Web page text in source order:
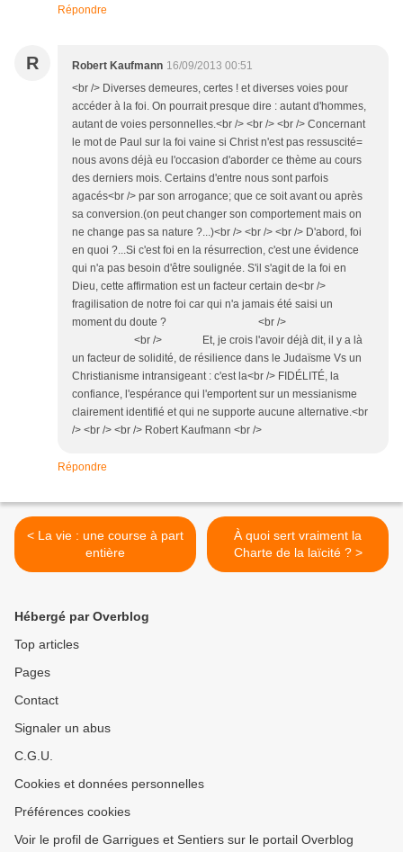
Répondre
R Robert Kaufmann 16/09/2013 00:51
<br /> Diverses demeures, certes ! et diverses voies pour
accéder à la foi. On pourrait presque dire : autant d'hommes,
autant de voies personnelles.<br /> <br /> <br /> Concernant
le mot de Paul sur la foi vaine si Christ n'est pas ressuscité=
nous avons déjà eu l'occasion d'aborder ce thème au cours
des derniers mois. Certains d'entre nous sont parfois
agacés<br /> par son arrogance; que ce soit avant ou après
sa conversion.(on peut changer son comportement mais on
ne change pas sa nature ?...)<br /> <br /> <br /> D'abord, foi
en quoi ?...Si c'est foi en la résurrection, c'est une évidence
qui n'a pas besoin d'être soulignée. S'il s'agit de la foi en
Dieu, cette affirmation est un facteur certain de<br />
fragilisation de notre foi car qui n'a jamais été saisi un
moment du doute ? <br />
<br /> Et, je crois l'avoir déjà dit, il y a là
un facteur de solidité, de résilience dans le Judaïsme Vs un
Christianisme intransigeant : c'est la<br /> FIDÉLITÉ, la
confiance, l'espérance qui l'emportent sur un messianisme
clairement identifié et qui ne supporte aucune alternative.<br
/> <br /> <br /> Robert Kaufmann <br />
Répondre
< La vie : une course à part
entière
À quoi sert vraiment la
Charte de la laïcité ? >
Hébergé par Overblog
Top articles
Pages
Contact
Signaler un abus
C.G.U.
Cookies et données personnelles
Préférences cookies
Voir le profil de Garrigues et Sentiers sur le portail Overblog